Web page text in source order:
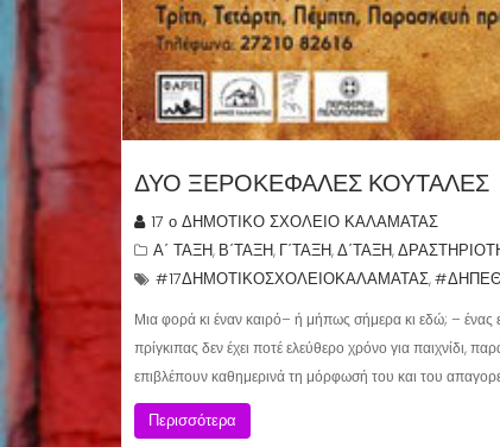
ΔΥΟ ΞΕΡΟΚΕΦΑΛΕΣ ΚΟΥΤΑΛΕΣ
17 ο ΔΗΜΟΤΙΚΟ ΣΧΟΛΕΙΟ ΚΑΛΑΜΑΤΑΣ
Α΄ ΤΑΞΗ, Β΄ΤΑΞΗ, Γ΄ΤΑΞΗ,Δ΄ΤΑΞΗ,
#17ΔΗΜΟΤΙΚΟΣΧΟΛΕΙΟΚΑΛΑΜΑΤΑΣ,
Μια φορά κι έναν καιρό– ή μήπως σήμερα κι εδώ; – ένας
πρίγκιπας δεν έχει ποτέ ελεύθερο χρόνο για παιχνίδι,
επιβλέπουν καθημερινά τη μόρφωσή του και του
Περισσότερα